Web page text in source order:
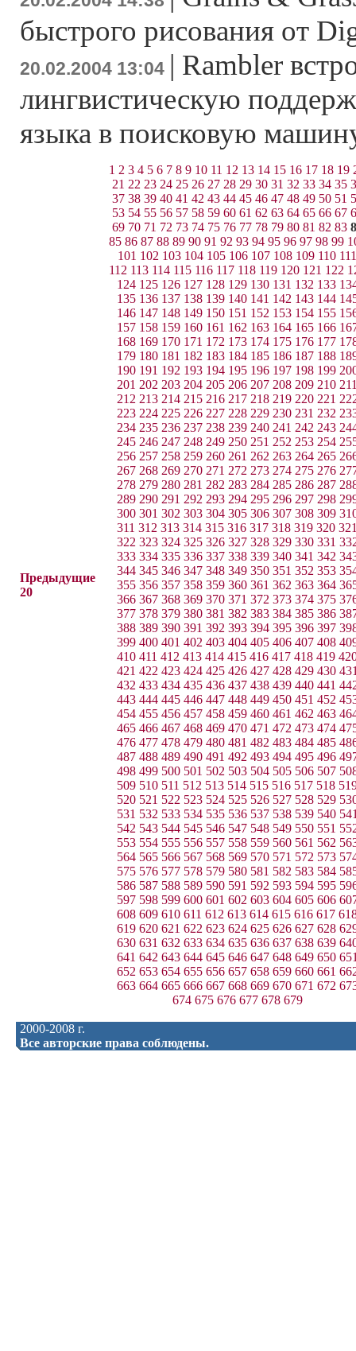
быстрого рисования от
20.02.2004 13:04 | Rambler
лингвистическую
языка в поисковую
Предыдущие
20
1 2 3 4 5 6 7 8 9 10 11 12 13 14 15 16 17 18 19
21 22 23 24 25 26 27 28 29 30 31 32 33 34 35
37 38 39 40 41 42 43 44 45 46 47 48 49 50 51
53 54 55 56 57 58 59 60 61 62 63 64 65 66 67
69 70 71 72 73 74 75 76 77 78 79 80 81 82 83
85 86 87 88 89 90 91 92 93 94 95 96 97 98 99
101 102 103 104 105 106 107 108 109 110 111
112 113 114 115 116 117 118 119 120 121 122
124 125 126 127 128 129 130 131 132 133
135 136 137 138 139 140 141 142 143 144
146 147 148 149 150 151 152 153 154 155
157 158 159 160 161 162 163 164 165 166
168 169 170 171 172 173 174 175 176 177
179 180 181 182 183 184 185 186 187 188
190 191 192 193 194 195 196 197 198 199
201 202 203 204 205 206 207 208 209 210
212 213 214 215 216 217 218 219 220 221
223 224 225 226 227 228 229 230 231 232
234 235 236 237 238 239 240 241 242 243
245 246 247 248 249 250 251 252 253 254
256 257 258 259 260 261 262 263 264 265
267 268 269 270 271 272 273 274 275 276
278 279 280 281 282 283 284 285 286 287
289 290 291 292 293 294 295 296 297 298
300 301 302 303 304 305 306 307 308 309
311 312 313 314 315 316 317 318 319 320
322 323 324 325 326 327 328 329 330 331
333 334 335 336 337 338 339 340 341 342
344 345 346 347 348 349 350 351 352 353
355 356 357 358 359 360 361 362 363 364
366 367 368 369 370 371 372 373 374 375
377 378 379 380 381 382 383 384 385 386
388 389 390 391 392 393 394 395 396 397
399 400 401 402 403 404 405 406 407 408
410 411 412 413 414 415 416 417 418 419
421 422 423 424 425 426 427 428 429 430
432 433 434 435 436 437 438 439 440 441
443 444 445 446 447 448 449 450 451 452
454 455 456 457 458 459 460 461 462 463
465 466 467 468 469 470 471 472 473 474
476 477 478 479 480 481 482 483 484 485
487 488 489 490 491 492 493 494 495 496
498 499 500 501 502 503 504 505 506 507
509 510 511 512 513 514 515 516 517 518
520 521 522 523 524 525 526 527 528 529
531 532 533 534 535 536 537 538 539 540
542 543 544 545 546 547 548 549 550 551
553 554 555 556 557 558 559 560 561 562
564 565 566 567 568 569 570 571 572 573
575 576 577 578 579 580 581 582 583 584
586 587 588 589 590 591 592 593 594 595
597 598 599 600 601 602 603 604 605 606
608 609 610 611 612 613 614 615 616 617
619 620 621 622 623 624 625 626 627 628
630 631 632 633 634 635 636 637 638 639
641 642 643 644 645 646 647 648 649 650
652 653 654 655 656 657 658 659 660 661
663 664 665 666 667 668 669 670 671 672
674 675 676 677 678 679
2000-2008 г.
Все авторские права соблюдены.